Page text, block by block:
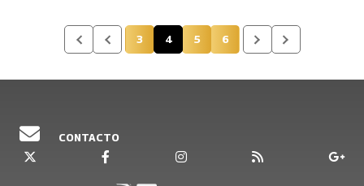
Página
3 Página actual
4 Página
5 Página
6
CONTACTO